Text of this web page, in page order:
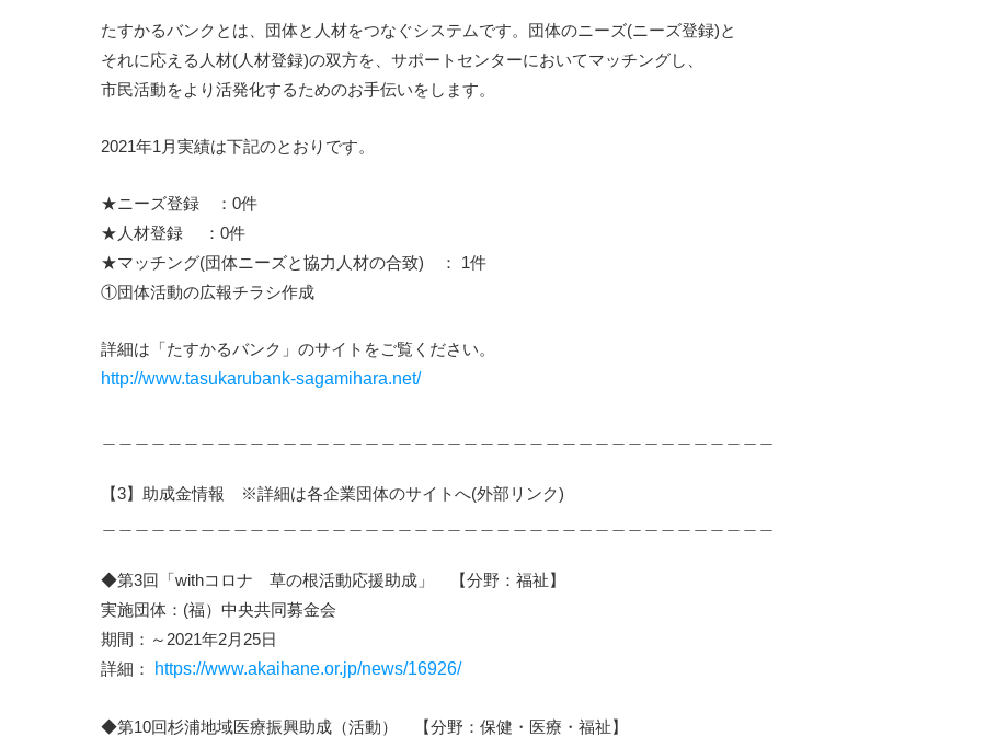
たすかるバンクとは、団体と人材をつなぐシステムです。団体のニーズ(ニーズ登録)と
それに応える人材(人材登録)の双方を、サポートセンターにおいてマッチングし、
市民活動をより活発化するためのお手伝いをします。
2021年1月実績は下記のとおりです。
★ニーズ登録 ：0件
★人材登録 ：0件
★マッチング(団体ニーズと協力人材の合致) ： 1件
①団体活動の広報チラシ作成
詳細は「たすかるバンク」のサイトをご覧ください。
http://www.tasukarubank-sagamihara.net/
【3】助成金情報 ※詳細は各企業団体のサイトへ(外部リンク)
◆第3回「withコロナ 草の根活動応援助成」 【分野：福祉】
実施団体：(福）中央共同募金会
期間：～2021年2月25日
詳細：
https://www.akaihane.or.jp/news/16926/
◆第10回杉浦地域医療振興助成（活動） 【分野：保健・医療・福祉】